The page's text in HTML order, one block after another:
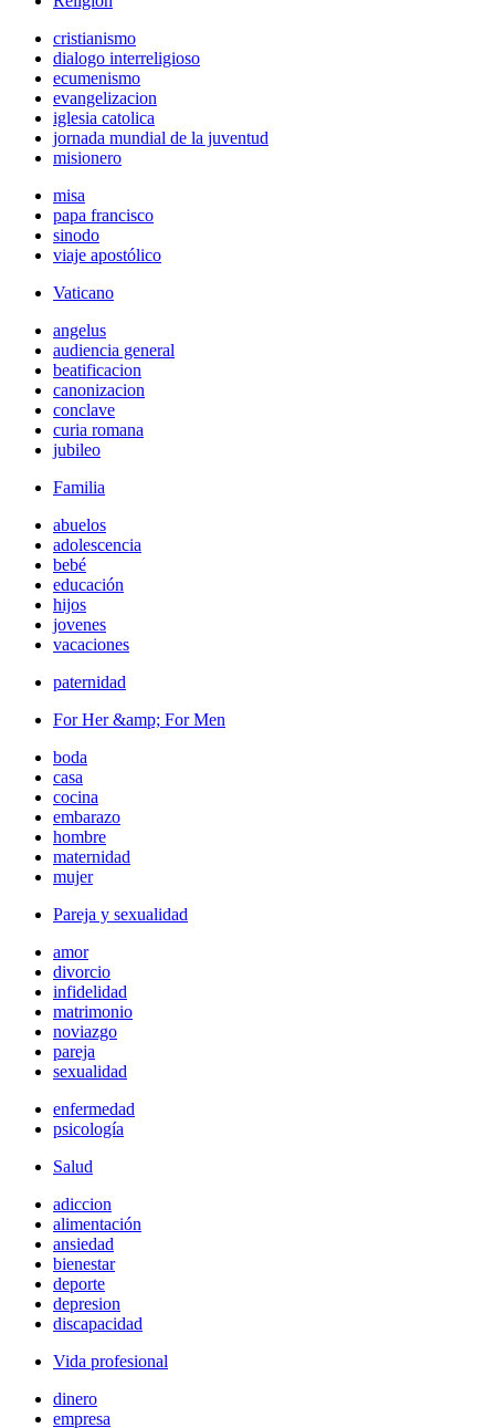
cristianismo
dialogo interreligioso
ecumenismo
evangelizacion
iglesia catolica
jornada mundial de la juventud
misionero
misa
papa francisco
sinodo
viaje apostólico
Vaticano
angelus
audiencia general
beatificacion
canonizacion
conclave
curia romana
jubileo
Familia
abuelos
adolescencia
bebé
educación
hijos
jovenes
vacaciones
paternidad
For Her &amp; For Men
boda
casa
cocina
embarazo
hombre
maternidad
mujer
Pareja y sexualidad
amor
divorcio
infidelidad
matrimonio
noviazgo
pareja
sexualidad
enfermedad
psicología
Salud
adiccion
alimentación
ansiedad
bienestar
deporte
depresion
discapacidad
Vida profesional
dinero
empresa